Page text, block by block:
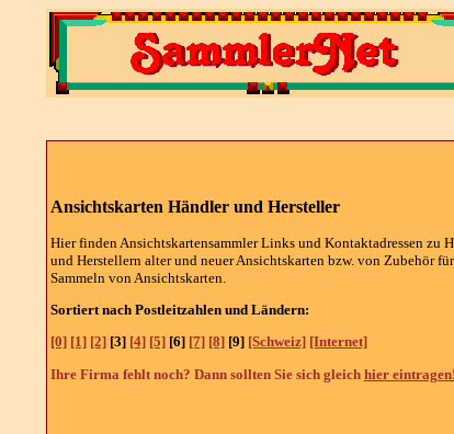
Ansichtskarten Händler und Hersteller
Hier finden Ansichtskartensammler Links und Kontaktadressen zu
und Herstellern alter und neuer Ansichtskarten bzw. von Zubehör
Sammeln von Ansichtskarten.
Sortiert nach Postleitzahlen und Ländern:
[0] [1] [2][3] [4] [5][6] [7] [8][9] [Schweiz] [Internet]
Ihre Firma fehlt noch? Dann sollten Sie sich gleich hier eintragen!